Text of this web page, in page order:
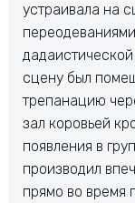
устраивала на
сцену был
трепанацию
зал коровьей
появления в
производил
прямо во время